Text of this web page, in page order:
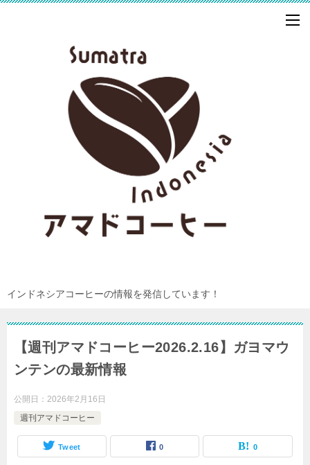
インドネシアコーヒーの情報を発信しています！
【週刊アマドコーヒー2026.2.16】ガヨマウ
ンテンの最新情報
公開日： 2026年2月16日
週刊アマドコーヒー
Tweet 0 0